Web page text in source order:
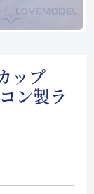
ップ
ン製ラ